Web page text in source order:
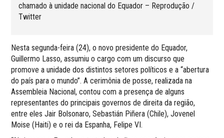
chamado à unidade nacional do Equador – Reprodução /
Twitter
Nesta segunda-feira (24), o novo presidente do Equador,
Guillermo Lasso, assumiu o cargo com um discurso que
promove a unidade dos distintos setores políticos e a “abertura
do país para o mundo”. A cerimônia de posse, realizada na
Assembleia Nacional, contou com a presença de alguns
representantes do principais governos de direita da região,
entre eles Jair Bolsonaro, Sebastián Piñera (Chile), Jovenel
Moise (Haiti) e o rei da Espanha, Felipe VI.